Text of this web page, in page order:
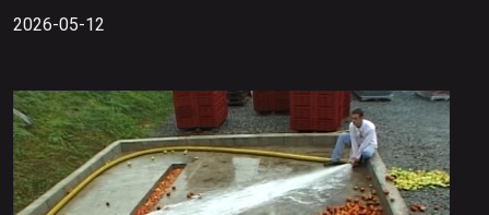
2026-05-12